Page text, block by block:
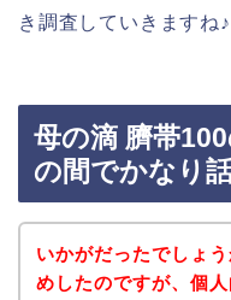
き調査していきますね♪
母の滴 臍帯
の間でかなり
いかがだったでしょ
めしたのですが、個